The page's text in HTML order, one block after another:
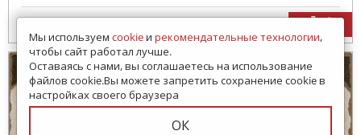
Мы используем cookieи рекомендательные технологии,
чтобы сайт работал лучше.
Оставаясь с нами, вы соглашаетесь на использование
файлов cookie.Вы можете запретить сохранение cookie в
настройках своего браузера
ОК